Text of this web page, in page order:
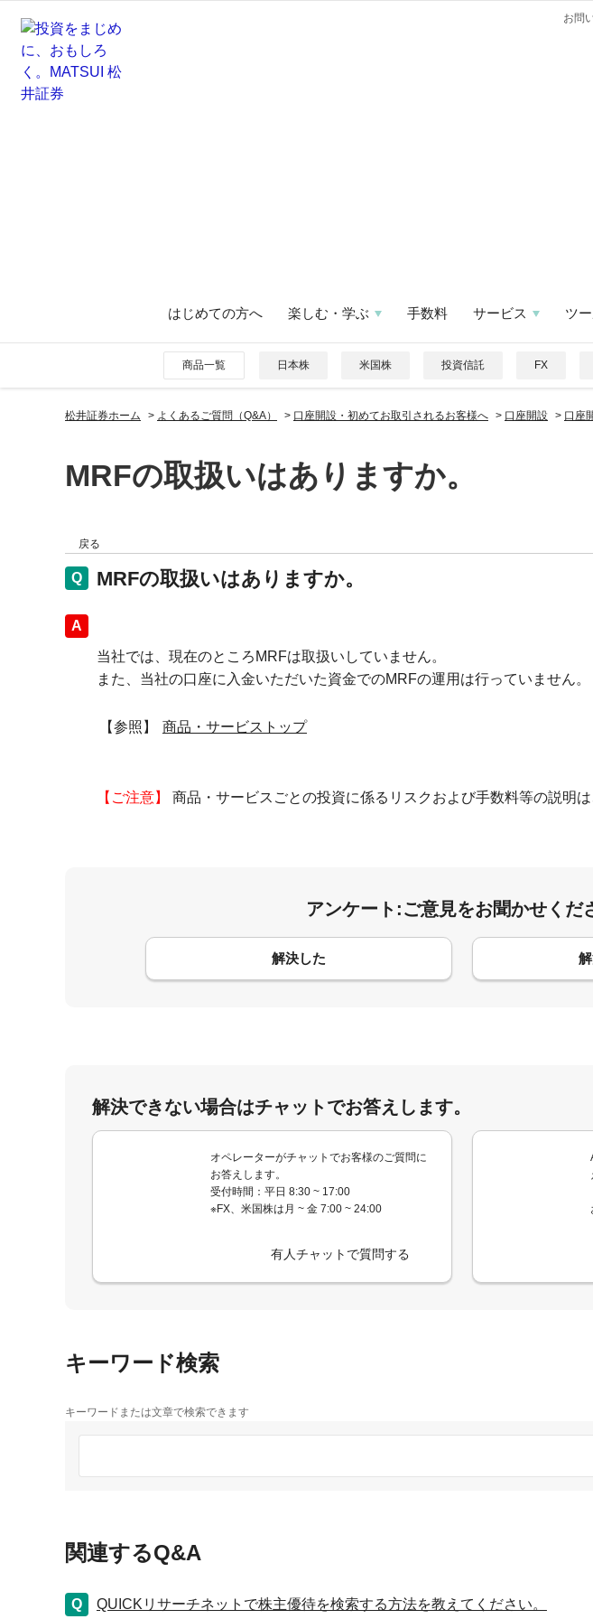
お問
はじめての方へ 楽しむ・学ぶ 手数料 サービス ツ
商品一覧 日本株 米国株 投資信託 FX
松井証券ホーム > よくあるご質問（Q&A） > 口座開設・初めてお取引されるお客様へ > 口座開設 > 口座
MRFの取扱いはありますか。
戻る
MRFの取扱いはありますか。
回答
当社では、現在のところMRFは取扱いしていません。
また、当社の口座に入金いただいた資金でのMRFの運用は行っていません。
【参照】 商品・サービストップ
【ご注意】 商品・サービスごとの投資に係るリスクおよび手数料等の説明は
アンケート:ご意見をお聞かせくだ
解決した
コメント
解決できない場合はチャットでお答えします。
オペレーターがチャットでお客様のご質問に
お答えします。
受付時間：平日 8:30 ~ 17:00
※FX、米国株は月 ~ 金 7:00 ~ 24:00
有人チャットで質問する
キーワード検索
キーワードまたは文章で検索できます
関連するQ&A
QUICKリサーチネットで株主優待を検索する方法を教えてください。